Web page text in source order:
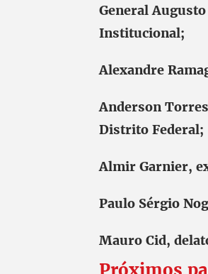
General
Institucional;
Alexandre
Anderson
Distrito Federal;
Almir Garnier,
Paulo Sérgio
Mauro Cid,